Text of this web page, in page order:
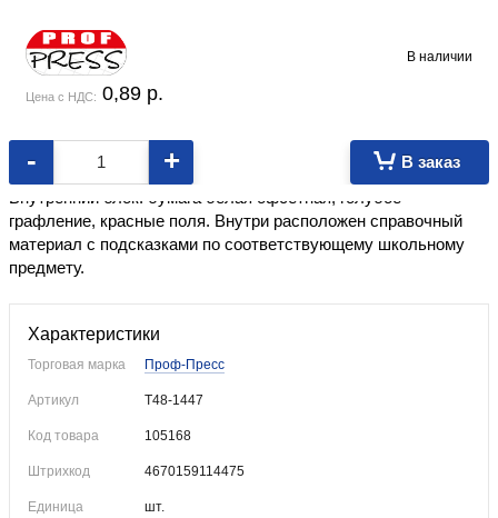
В наличии
Цена с НДС: 0,89 p.
- + В заказ
Формат ~А5. Обложка: мелованный целлюлозный картон.
Внутренний блок: бумага белая офсетная, голубое
графление, красные поля. Внутри расположен справочный
материал с подсказками по соответствующему школьному
предмету.
Характеристики
Торговая марка Проф-Пресс
Артикул Т48-1447
Код товара 105168
Штрихкод 4670159114475
Единица
шт.